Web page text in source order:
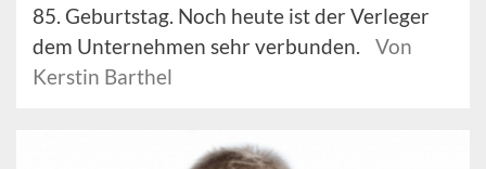
85. Geburtstag. Noch heute ist der Verleger
dem Unternehmen sehr verbunden.
Von
Kerstin Barthel